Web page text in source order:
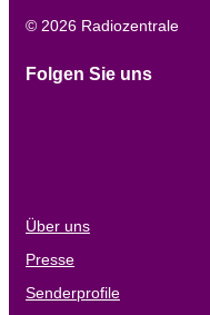
© 2026 Radiozentrale
Folgen Sie uns
Über uns
Presse
Senderprofile